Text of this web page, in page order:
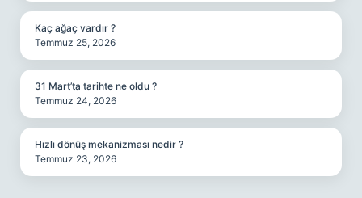
Kaç ağaç vardır ?
Temmuz 25, 2026
31 Mart’ta tarihte ne oldu ?
Temmuz 24, 2026
Hızlı dönüş mekanizması nedir ?
Temmuz 23, 2026